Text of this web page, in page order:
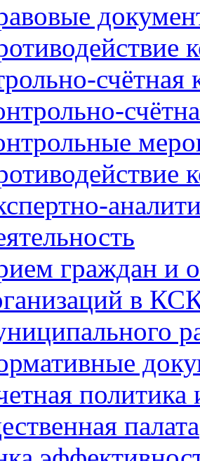
счётная
граждан и
в
политика
палата